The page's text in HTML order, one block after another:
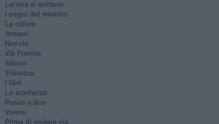
Lettera al sultano
I sogni del mattino
La calura
Armani
Nuvole
Via Firenze
Album
Tristezza
I libri
La scadenza
Passo a due
Vivere
Prima di andare via